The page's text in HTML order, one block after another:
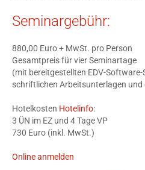
Seminargebühr:
880,00 Euro + MwSt. pro Person
Gesamtpreis für vier Seminartage
(mit bereitgestellten EDV-
schriftlichen Arbeitsunterlagen
Hotelkosten Hotelinfo:
3 ÜN im EZ und 4 Tage VP
730 Euro (inkl. MwSt.)
Online anmelden